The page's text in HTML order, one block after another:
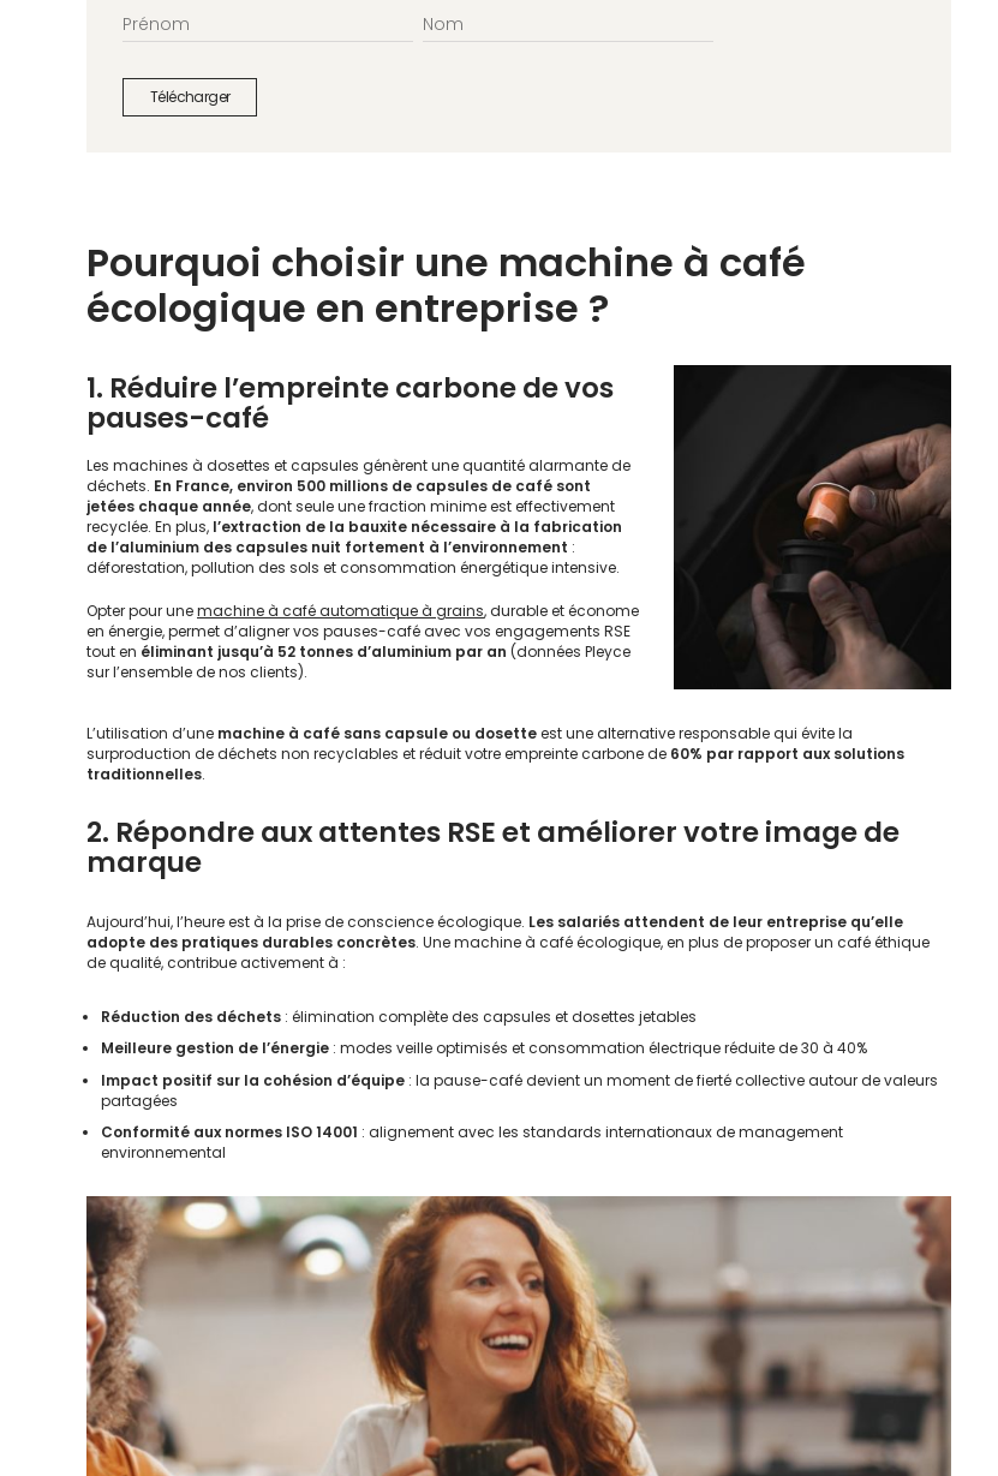
Pourquoi choisir une machine à café
écologique en entreprise ?
1. Réduire l’empreinte carbone de vos
pauses-café
Les machines à dosettes et capsules génèrent une quantité alarmante de
déchets. En France, environ 500 millions de capsules de café sont
jetées chaque année, dont seule une fraction minime est effectivement
recyclée. En plus, l’extraction de la bauxite nécessaire à la fabrication
de l’aluminium des capsules nuit fortement à l’environnement :
déforestation, pollution des sols et consommation énergétique intensive.
Opter pour unemachine à café automatique à grains, durable et économe
en énergie, permet d’aligner vos pauses-café avec vos engagements RSE
tout en éliminant jusqu’à 52 tonnes d’aluminium par an (données Pleyce
sur l’ensemble de nos clients).
L’utilisation d’une machine à café sans capsule ou dosetteest une alternative responsable qui évite la
surproduction de déchets non recyclables et réduit votre empreinte carbone de 60% par rapport aux solutions
traditionnelles.
2. Répondre aux attentes RSE et améliorer votre image de
marque
Aujourd’hui, l’heure est à la prise de conscience écologique. Les salariés attendent de leur entreprise qu’elle
adopte des pratiques durables concrètes. Une machine à café écologique, en plus de proposer un café éthique
de qualité, contribue activement à :
Réduction des déchets : élimination complète des capsules et dosettes jetables
Meilleure gestion de l’énergie : modes veille optimisés et consommation électrique réduite de 30 à 40%
Impact positif sur la cohésion d’équipe : la pause-café devient un moment de fierté collective autour de valeurs
partagées
Conformité aux normes ISO 14001 : alignement avec les standards internationaux de management
environnemental